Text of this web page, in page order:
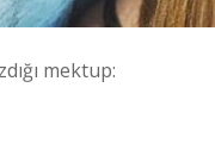
mektup: